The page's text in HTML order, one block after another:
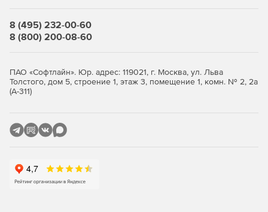
8 (495) 232-00-60
8 (800) 200-08-60
ПАО «Софтлайн». Юр. адрес: 119021, г. Москва, ул. Льва
Толстого, дом 5, строение 1, этаж 3, помещение 1, комн. № 2, 2а
(А-311)